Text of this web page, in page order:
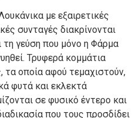
με εξαιρετικές
συνταγές διακρίνονται
τη γεύση που μόνο η Φάρμα
Τρυφερά κομμάτια
τα οποία αφού τεμαχιστούν,
φυτά και εκλεκτά
σε φυσικό έντερο και
που τους προσδίδει